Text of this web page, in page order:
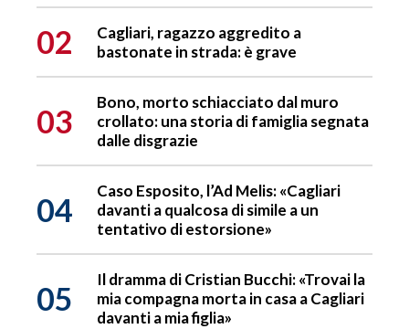
02
Cagliari, ragazzo aggredito a
bastonate in strada: è grave
03
Bono, morto schiacciato dal muro
crollato: una storia di famiglia segnata
dalle disgrazie
04
Caso Esposito, l’Ad Melis: «Cagliari
davanti a qualcosa di simile a un
tentativo di estorsione»
05
Il dramma di Cristian Bucchi: «Trovai la
mia compagna morta in casa a Cagliari
davanti a mia figlia»